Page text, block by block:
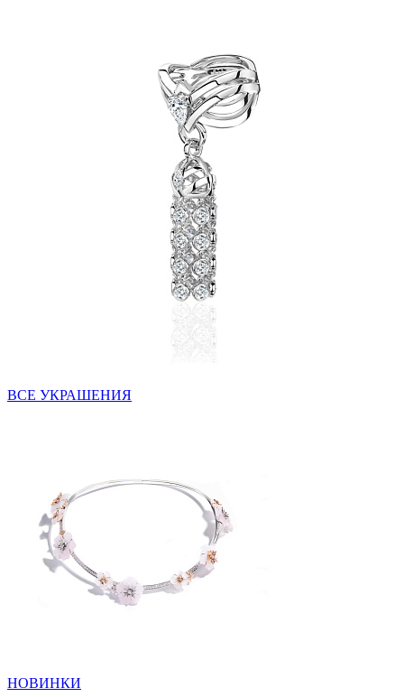
ВСЕ УКРАШЕНИЯ
НОВИНКИ